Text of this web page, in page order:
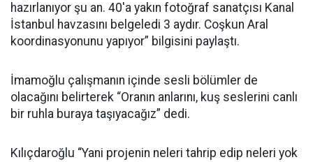
hazırlanıyor şu an. 40'a yakın fotoğraf sanatçısı Kanal
İstanbul havzasını belgeledi 3 aydır. Coşkun Aral
koordinasyonunu yapıyor” bilgisini paylaştı.
İmamoğlu çalışmanın içinde sesli bölümler de
olacağını belirterek “Oranın anlarını, kuş seslerini canlı
bir ruhla buraya taşıyacağız” dedi.
Kılıçdaroğlu “Yani projenin neleri tahrip edip neleri yok